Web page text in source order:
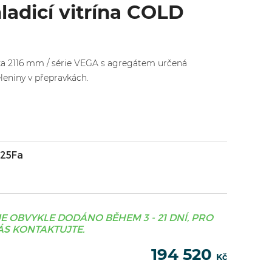
vitrína COLD
2116 mm / série VEGA s agregátem určená
v přepravkách.
OBVYKLE DODÁNO BĚHEM 3 - 21 DNÍ, PRO
KONTAKTUJTE.
194 520 Kč